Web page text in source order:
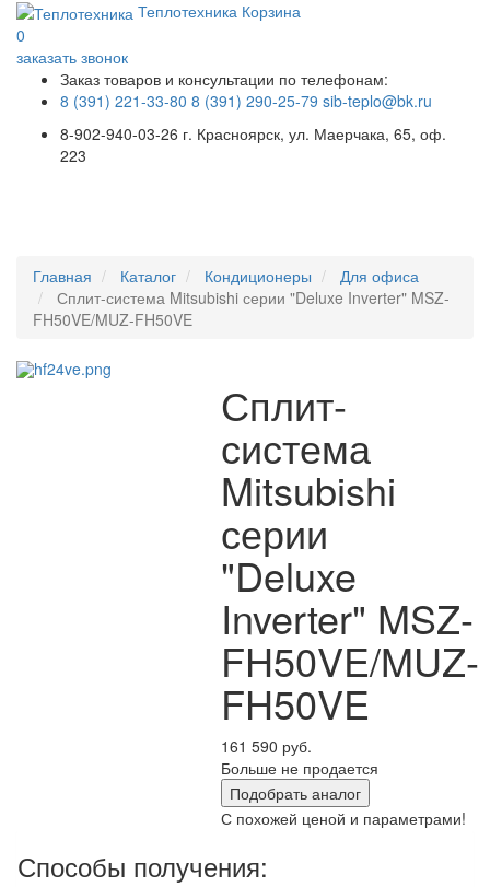
Теплотехника Корзина
0
заказать звонок
Заказ товаров и консультации по телефонам:
8 (391) 221-33-80 8 (391) 290-25-79 sib-teplo@bk.ru
8-902-940-03-26 г. Красноярск, ул. Маерчака, 65, оф.
223
Главная Каталог Кондиционеры
Для офиса
Сплит-система Mitsubishi серии "Deluxe Inverter" MSZ-
FH50VE/MUZ-FH50VE
Сплит-
система
Mitsubishi
серии
"Deluxe
Inverter" MSZ-
FH50VE/MUZ-
FH50VE
161 590 руб.
Больше не продается
Подобрать аналог
С похожей ценой и параметрами!
Способы получения: